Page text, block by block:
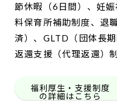
節休暇（6日間）、妊
料保育所補助制度、退
済）、GLTD（団体長
返還支援（代理返還）
福利厚生・支援制度
の詳細はこちら